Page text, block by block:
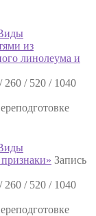
из
линолеума и
260 / 520 / 1040
Запись
260 / 520 / 1040